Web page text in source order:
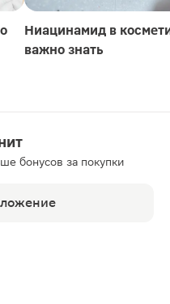
Ниацинамид в
важно знать
бонусов за покупки